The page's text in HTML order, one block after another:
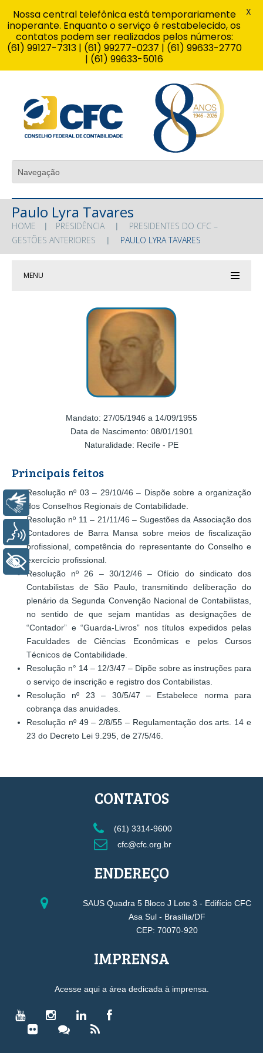
Paulo Lyra Tavares
HOME PRESIDÊNCIA
PRESIDENTES DO CFC –
GESTÕES ANTERIORES
PAULO LYRA TAVARES
MENU
Mandato: 27/05/1946 a 14/09/1955
Data de Nascimento: 08/01/1901
Naturalidade: Recife - PE
Principais feitos
Resolução nº 03 – 29/10/46 – Dispõe sobre a organização
dos Conselhos Regionais de Contabilidade.
Resolução nº 11 – 21/11/46 – Sugestões da Associação dos
Contadores de Barra Mansa sobre meios de fiscalização
profissional, competência do representante do Conselho e
exercício profissional.
Resolução nº 26 – 30/12/46 – Ofício do sindicato dos
Contabilistas de São Paulo, transmitindo deliberação do
plenário da Segunda Convenção Nacional de Contabilistas,
no sentido de que sejam mantidas as designações de
“Contador” e “Guarda-Livros” nos títulos expedidos pelas
Faculdades de Ciências Econômicas e pelos Cursos
Técnicos de Contabilidade.
Resolução n° 14 – 12/3/47 – Dipõe sobre as instruções para
o serviço de inscrição e registro dos Contabilistas.
Resolução nº 23 – 30/5/47 – Estabelece norma para
cobrança das anuidades.
Resolução nº 49 – 2/8/55 – Regulamentação dos arts. 14 e
23 do Decreto Lei 9.295, de 27/5/46.
CONTATOS
(61) 3314-9600
cfc@cfc.org.br
ENDEREÇO
SAUS Quadra 5 Bloco J Lote 3 - Edifício CFC
Asa Sul - Brasília/DF
CEP: 70070-920
IMPRENSA
Acesse aqui a área dedicada à imprensa.
Nossa central telefônica está temporariamente
inoperante. Enquanto o serviço é restabelecido, os
contatos podem ser realizados pelos números:
(61) 99127-7313 | (61) 99277-0237 | (61) 99633-2770
| (61) 99633-5016
X
Libras
Voz
+ Acessibilidade